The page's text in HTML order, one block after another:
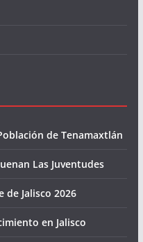
de Tenamaxtlán
Las Juventudes
de Jalisco 2026
en Jalisco